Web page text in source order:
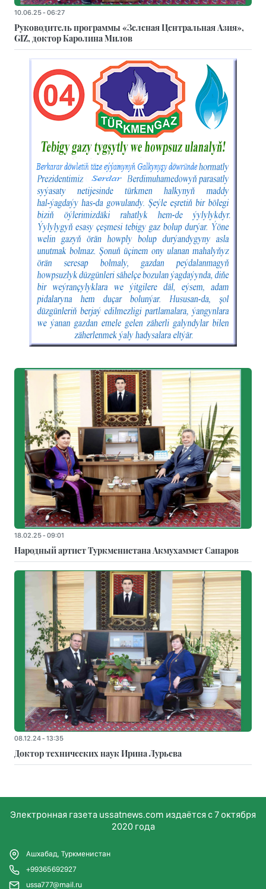
10.06.25 - 06:27
Руководитель программы «Зеленая Центральная Азия»,
GIZ, доктор Каролина Милов
18.02.25 - 09:01
Народный артист Туркменистана Акмухаммет Сапаров
08.12.24 - 13:35
Доктор технических наук Ирина Лурьева
Электронная газета ussatnews.com издаётся с 7 октября
2020 года
Ашхабад, Туркменистан
+99365692927
ussa777@mail.ru